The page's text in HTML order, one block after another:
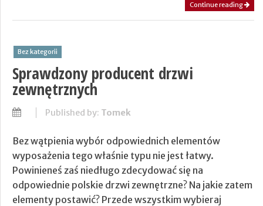
Continue reading
Bez kategorii
Sprawdzony producent drzwi
zewnętrznych
Published by: Tomek
Bez wątpienia wybór odpowiednich elementów
wyposażenia tego właśnie typu nie jest łatwy.
Powinieneś zaś niedługo zdecydować się na
odpowiednie polskie drzwi zewnętrzne? Na jakie zatem
elementy postawić? Przede wszystkim wybieraj